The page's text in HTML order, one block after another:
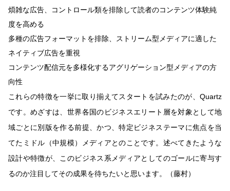
煩雑な広告、コントロール類を排除して読者のコンテンツ体験純
度を高める
多種の広告フォーマットを排除、ストリーム型メディアに適した
ネイティブ広告を重視
コンテンツ配信元を多様化するアグリゲーション型メディアの方
向性
これらの特徴を一挙に取り揃えてスタートを試みたのが、Quartz
です。めざすは、世界各国のビジネスエリート層を対象として地
域ごとに別版を作る前提、かつ、特定ビジネステーマに焦点を当
てたミドル（中規模）メディアとのことです。述べてきたような
設計や特徴が、このビジネス系メディアとしてのゴールに寄与す
るのか注目してその成果を待ちたいと思います。（藤村）